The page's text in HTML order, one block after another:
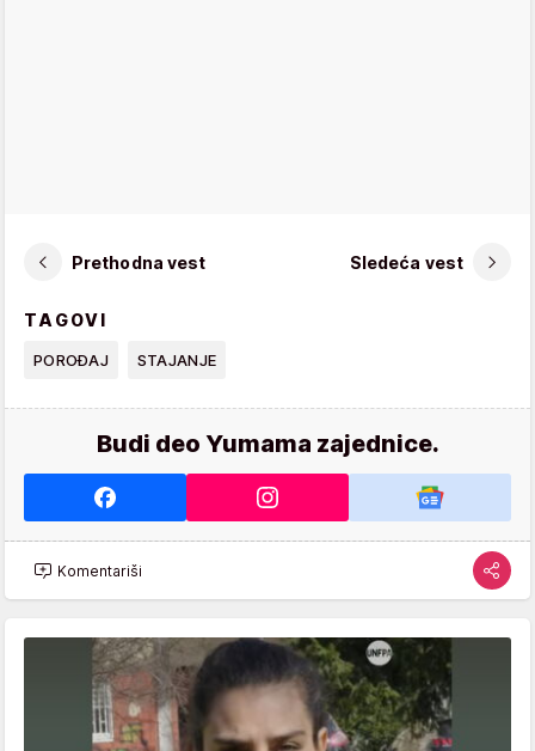
Prethodna vest Sledeća vest
TAGOVI
POROĐAJ STAJANJE
Budi deo Yumama zajednice.
Komentariši